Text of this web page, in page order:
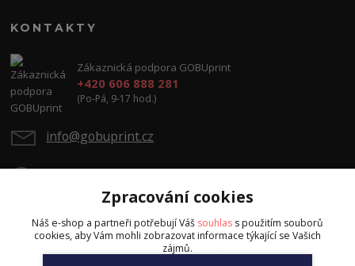
KONTAKTY
Zákaznická podpora GOBUprint
+420 606 888 281
(Po-Pá, 9-17 hod.)
info@gobuprint.cz
Upravit sběr cookies.
Zpracování cookies
Náš e-shop a partneři potřebují Váš souhlas s použitím souborů
cookies, aby Vám mohli zobrazovat informace týkající se Vašich
zájmů.